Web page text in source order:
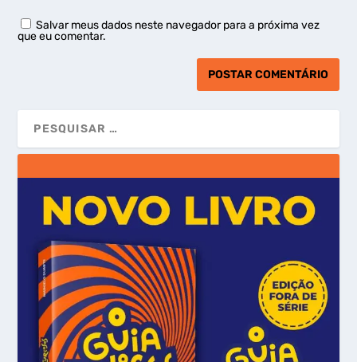
Salvar meus dados neste navegador para a próxima vez
que eu comentar.